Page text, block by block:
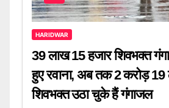
HARIDWAR
39 लाख 15 हजार शिवभक्त
हुए रवाना, अब तक 2 करोड़
शिवभक्त उठा चुके हैं गंगाजल